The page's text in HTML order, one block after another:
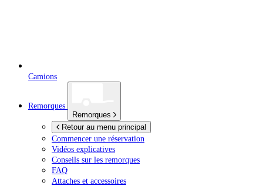
Camions
Remorques
Remorques
Retour au menu principal
Commencer une réservation
Vidéos explicatives
Conseils sur les remorques
FAQ
Attaches et accessoires